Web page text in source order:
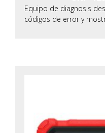
Equipo de diagnosis
códigos de error y